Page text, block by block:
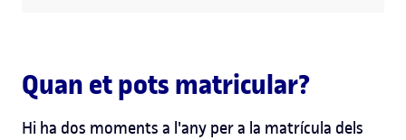
Quan et pots matricular?
Hi ha dos moments a l'any per a la matrícula dels